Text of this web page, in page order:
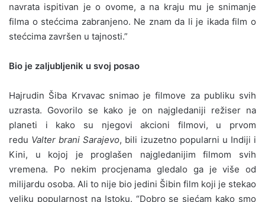
navrata ispitivan je o ovome, a na kraju mu je snimanje
filma o stećcima zabranjeno. Ne znam da li je ikada film o
stećcima završen u tajnosti.”
Bio je zaljubljenik u svoj posao
Hajrudin Šiba Krvavac snimao je filmove za publiku svih
uzrasta. Govorilo se kako je on najgledaniji režiser na
planeti i kako su njegovi akcioni filmovi, u prvom
redu Valter brani Sarajevo, bili izuzetno popularni u Indiji i
Kini, u kojoj je proglašen najgledanijim filmom svih
vremena. Po nekim procjenama gledalo ga je više od
milijardu osoba. Ali to nije bio jedini Šibin film koji je stekao
veliku popularnost na Istoku. “Dobro se sjećam kako smo